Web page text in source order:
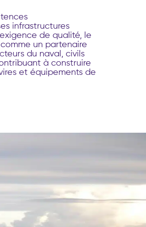
infrastructures
de qualité, le
un partenaire
du naval, civils
à construire
et équipements de